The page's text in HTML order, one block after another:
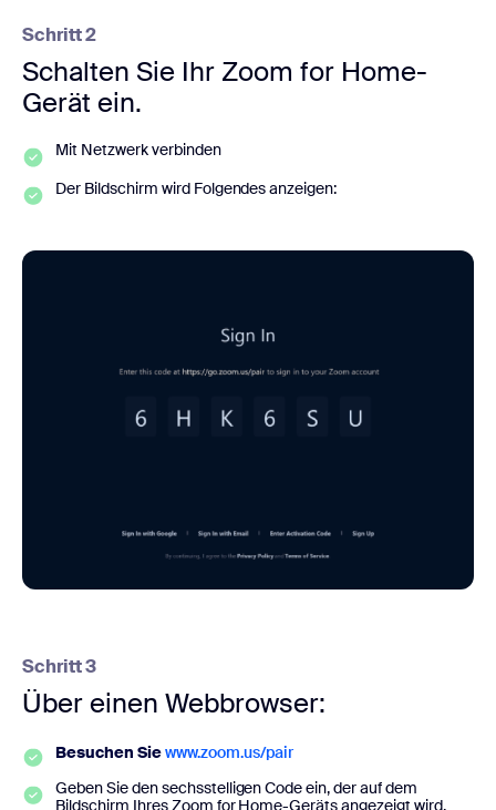
Schritt 2
Schalten Sie Ihr Zoom for Home-
Gerät ein.
Mit Netzwerk verbinden
Der Bildschirm wird Folgendes anzeigen:
Schritt 3
Über einen Webbrowser:
Besuchen Siewww.zoom.us/pair
Geben Sie den sechsstelligen Code ein, der auf dem
Bildschirm Ihres Zoom for Home-Geräts angezeigt wird.